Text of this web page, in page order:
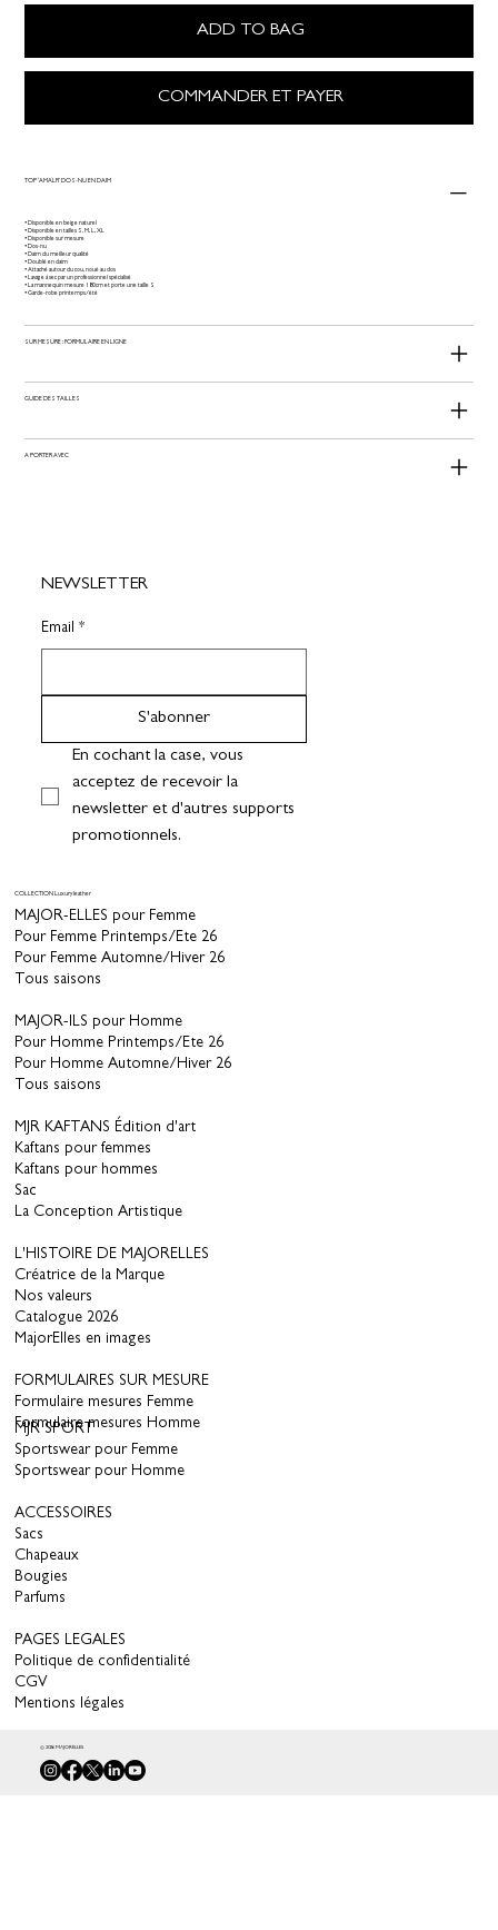
ADD TO BAG
COMMANDER ET PAYER
TOP ‘AMALFI’ DOS-NU EN DAIM
• Disponible en beige naturel
• Disponible en tailles S, M, L, XL
• Disponible sur mesure
• Dos-nu
• Daim du meilleur qualité
• Doublé en daim
• Attaché autour du cou, noué au dos
• Lavage à sec par un professionnel spécialisé
• La mannequin mesure 180cm et porte une taille S
• Garde-robe printemps/été
SUR MESURE : FORMULAIRE EN LIGNE
GUIDE DES TAILLES
A PORTER AVEC
COLLECTION Luxury leather
MAJOR-ELLES pour Femme
Pour Femme Printemps/Ete 26
Pour Femme Automne/Hiver 26
Tous saisons
MAJOR-ILS pour Homme
Pour Homme Printemps/Ete 26
Pour Homme Automne/Hiver 26
Tous saisons
MJR KAFTANS Édition d'art
Kaftans pour femmes
Kaftans pour hommes
Sac
La Conception Artistique
L'HISTOIRE DE MAJORELLES
Créatrice de la Marque
Nos valeurs
Catalogue 2026
MajorElles en images
FORMULAIRES SUR MESURE
Formulaire mesures Femme
Formulaire mesures Homme
MJR SPORT
Sportswear pour Femme
Sportswear pour Homme
ACCESSOIRES
Sacs
Chapeaux
Bougies
Parfums
PAGES LEGALES
Politique de confidentialité
CGV
Mentions légales
NEWSLETTER
Email *
S'abonner
En cochant la case, vous
acceptez de recevoir la
newsletter et d'autres supports
promotionnels.
© 2026 MAJORELLES